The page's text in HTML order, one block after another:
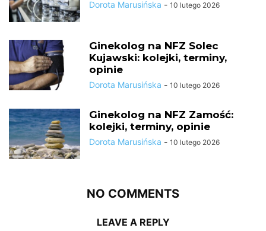
Dorota Marusińska - 10 lutego 2026
Ginekolog na NFZ Solec
Kujawski: kolejki, terminy,
opinie
Dorota Marusińska - 10 lutego 2026
Ginekolog na NFZ Zamość:
kolejki, terminy, opinie
Dorota Marusińska - 10 lutego 2026
NO COMMENTS
LEAVE A REPLY